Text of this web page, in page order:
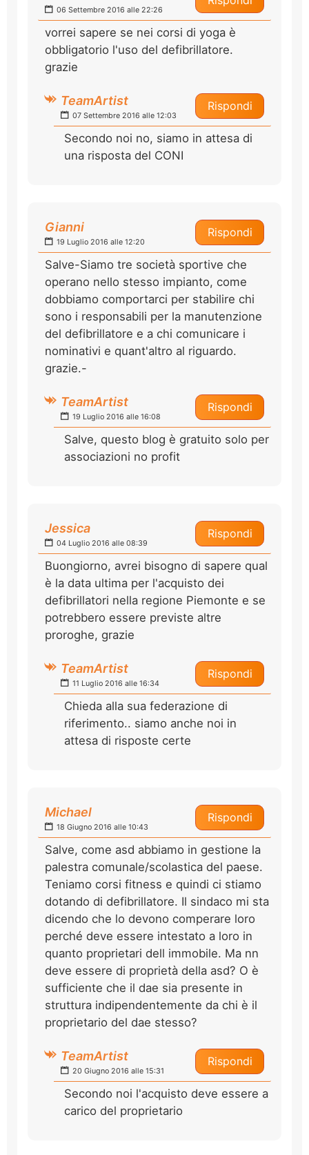
06 Settembre 2016 alle 22:26
vorrei sapere se nei corsi di yoga è
obbligatorio l'uso del defibrillatore.
grazie
Rispondi
TeamArtist
07 Settembre 2016 alle 12:03
Secondo noi no, siamo in attesa di
una risposta del CONI
Rispondi
Gianni
19 Luglio 2016 alle 12:20
Salve-Siamo tre società sportive che
operano nello stesso impianto, come
dobbiamo comportarci per stabilire chi
sono i responsabili per la manutenzione
del defibrillatore e a chi comunicare i
nominativi e quant'altro al riguardo.
grazie.-
Rispondi
TeamArtist
19 Luglio 2016 alle 16:08
Salve, questo blog è gratuito solo per
associazioni no profit
Rispondi
Jessica
04 Luglio 2016 alle 08:39
Buongiorno, avrei bisogno di sapere qual
è la data ultima per l'acquisto dei
defibrillatori nella regione Piemonte e se
potrebbero essere previste altre
proroghe, grazie
Rispondi
TeamArtist
11 Luglio 2016 alle 16:34
Chieda alla sua federazione di
riferimento.. siamo anche noi in
attesa di risposte certe
Rispondi
Michael
18 Giugno 2016 alle 10:43
Salve, come asd abbiamo in gestione la
palestra comunale/scolastica del paese.
Teniamo corsi fitness e quindi ci stiamo
dotando di defibrillatore. Il sindaco mi sta
dicendo che lo devono comperare loro
perché deve essere intestato a loro in
quanto proprietari dell immobile. Ma nn
deve essere di proprietà della asd? O è
sufficiente che il dae sia presente in
struttura indipendentemente da chi è il
proprietario del dae stesso?
Rispondi
TeamArtist
20 Giugno 2016 alle 15:31
Secondo noi l'acquisto deve essere a
carico del proprietario